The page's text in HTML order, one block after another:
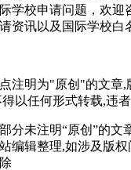
学校申请问题，欢迎
资讯以及国际学校白
注明为"原创"的文章,
以任何形式转载,违
分未注明“原创”的文
编辑整理,如涉及版